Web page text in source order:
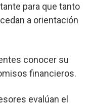
para que tanto
a orientación
conocer su
financieros.
evalúan el